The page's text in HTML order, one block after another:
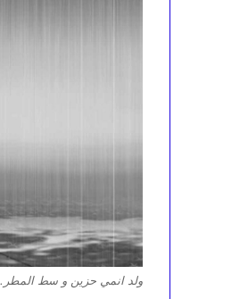
ولد انمي حزين و سط المطر.